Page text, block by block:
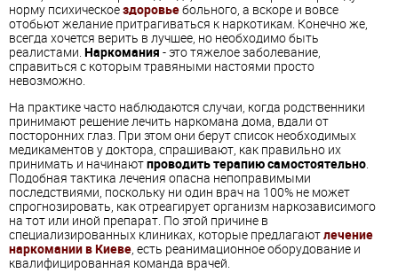
норму психическоездоровьебольного, а вскоре и вовсе
отобьют желание притрагиваться к наркотикам. Конечно же,
всегда хочется верить в лучшее, но необходимо быть
реалистами. Наркомания - это тяжелое заболевание,
справиться с которым травяными настоями просто
невозможно.
На практике часто наблюдаются случаи, когда родственники
принимают решение лечить наркомана дома, вдали от
посторонних глаз. При этом они берут список необходимых
медикаментов у доктора, спрашивают, как правильно их
принимать и начинаютпроводить терапию самостоятельно.
Подобная тактика лечения опасна непоправимыми
последствиями, поскольку ни один врач на 100% не может
спрогнозировать, как отреагирует организм наркозависимого
на тот или иной препарат. По этой причине в
специализированных клиниках, которые предлагаютлечение
наркомании в Киеве, есть реанимационное оборудование и
квалифицированная команда врачей.